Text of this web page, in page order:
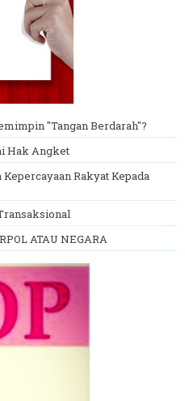
"Tangan Berdarah"?
Hak Angket
Rakyat Kepada
ATAU NEGARA